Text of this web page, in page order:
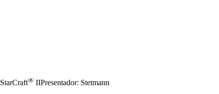
StarCraft® IIPresentador: Stetmann